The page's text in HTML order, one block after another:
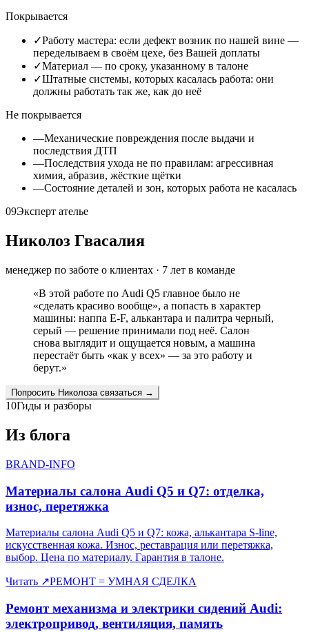
Покрывается
✓Работу мастера: если дефект возник по нашей вине —
переделываем в своём цехе, без Вашей доплаты
✓Материал — по сроку, указанному в талоне
✓Штатные системы, которых касалась работа: они
должны работать так же, как до неё
Не покрывается
—Механические повреждения после выдачи и
последствия ДТП
—Последствия ухода не по правилам: агрессивная
химия, абразив, жёсткие щётки
—Состояние деталей и зон, которых работа не касалась
09Эксперт ателье
Николоз Гвасалия
менеджер по заботе о клиентах · 7 лет в команде
«В этой работе по Audi Q5 главное было не
«сделать красиво вообще», а попасть в характер
машины: наппа E-F, алькантара и палитра черный,
серый — решение принимали под неё. Салон
снова выглядит и ощущается новым, а машина
перестаёт быть «как у всех» — за это работу и
берут.»
Попросить Николозасвязаться →
10Гиды и разборы
Из блога
BRAND-INFO
Материалы салона Audi Q5 и Q7: отделка,
износ, перетяжка
Материалы салона Audi Q5 и Q7: кожа, алькантара S-line,
искусственная кожа. Износ, реставрация или перетяжка,
выбор. Цена по материалу. Гарантия в талоне.
Читать ↗РЕМОНТ = УМНАЯ СДЕЛКА
Ремонт механизма и электрики сидений Audi:
электропривод, вентиляция, память